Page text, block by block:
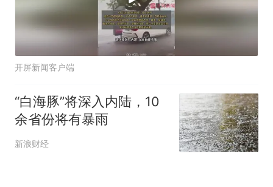
开屏新闻客户端
“白海豚”将深入内陆，10
余省份将有暴雨
新浪财经